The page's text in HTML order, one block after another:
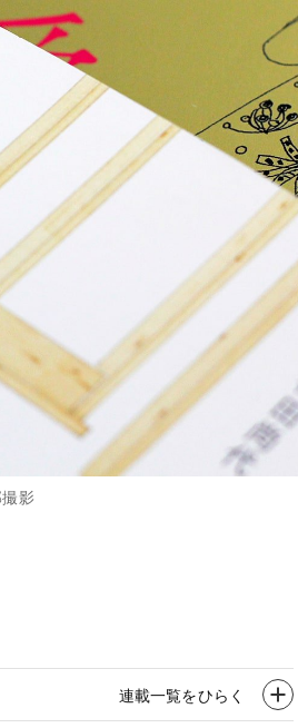
影
連載一覧をひらく